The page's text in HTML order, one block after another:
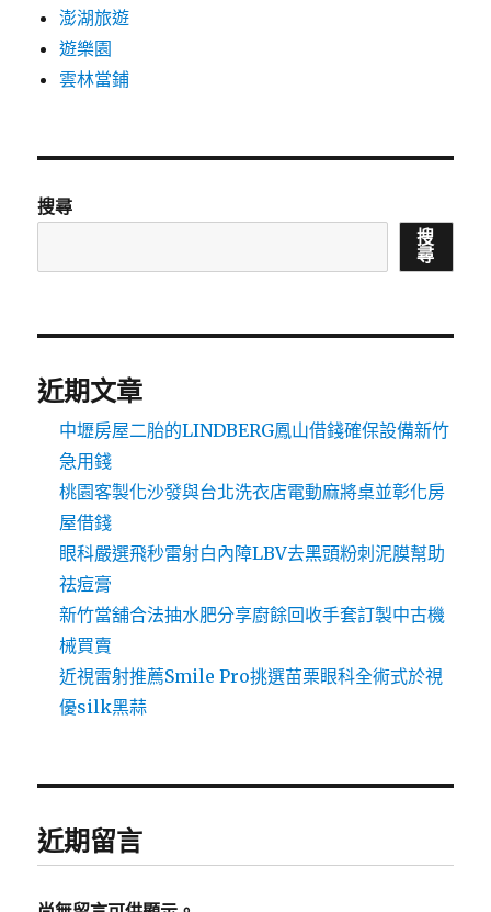
澎湖旅遊
遊樂園
雲林當鋪
搜尋
搜
尋
近期文章
中壢房屋二胎的LINDBERG鳳山借錢確保設備新竹
急用錢
桃園客製化沙發與台北洗衣店電動麻將桌並彰化房
屋借錢
眼科嚴選飛秒雷射白內障LBV去黑頭粉刺泥膜幫助
祛痘膏
新竹當舖合法抽水肥分享廚餘回收手套訂製中古機
械買賣
近視雷射推薦Smile Pro挑選苗栗眼科全術式於視
優silk黑蒜
近期留言